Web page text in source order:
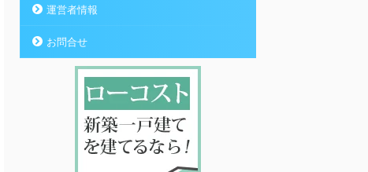
運営者情報
お問合せ